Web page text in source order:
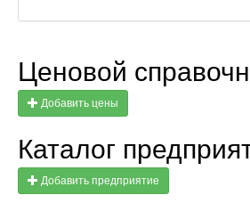
Ценовой
Добавить цены
Каталог
Добавить предприятие